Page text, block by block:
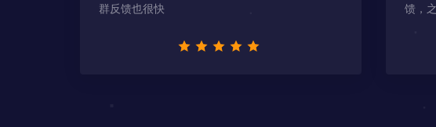
群反馈也很快
馈，